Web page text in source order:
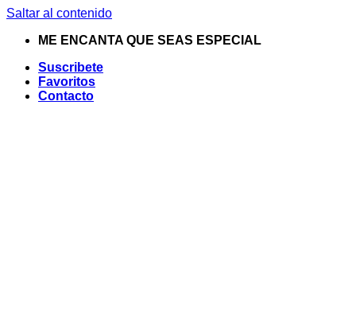
Saltar al contenido
ME ENCANTA QUE SEAS ESPECIAL
Suscribete
Favoritos
Contacto